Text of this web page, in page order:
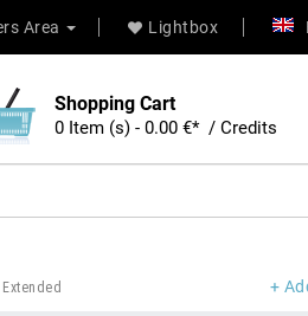
Area Lightbox
Shopping Cart
0 Item (s) - 0.00 €* / Credits
+